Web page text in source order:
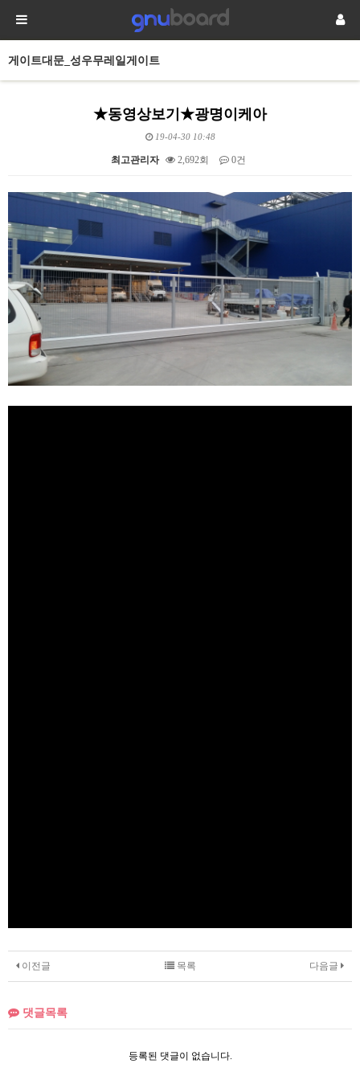
게이트대문_성우무레일게이트
★동영상보기★광명이케아
19-04-30 10:48
최고관리자 2,692회 0건
본문
이전글 다음글
목록
댓글목록
등록된 댓글이 없습니다.